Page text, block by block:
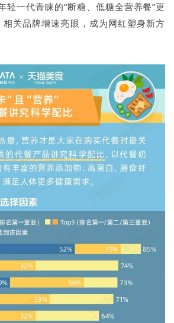
轻一代青睐的“断糖、低糖全营养餐”更
关品牌增速亮眼，成为网红塑身新方